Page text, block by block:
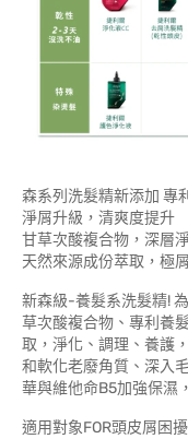
森系列洗髮精新添加 專
淨屑升級，清爽度提升
甘草次酸複合物，深層
天然來源成份萃取，極
新森級-養髮系洗髮精!
草次酸複合物、專利養
取，淨化、調理、養護
和軟化老廢角質、深入
華與維他命B5加強保濕
適用對象FOR頭皮屑困